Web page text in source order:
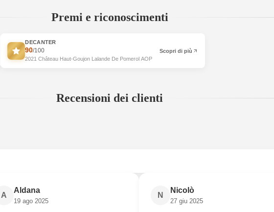
Premi e riconoscimenti
DECANTER
90/100
2021 Château Haut-Goujon Lalande De Pomerol AOP
Scopri di più
Recensioni dei clienti
A
Aldana
19 ago 2025
N
Nicolò
27 giu 2025